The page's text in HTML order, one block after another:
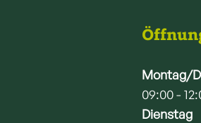
Montag/
09:00 -
Dienstag